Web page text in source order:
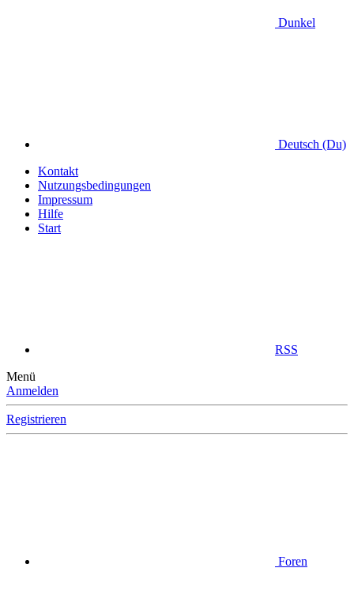
Dunkel
Deutsch (Du)
Kontakt
Nutzungsbedingungen
Impressum
Hilfe
Start
RSS
Menü
Anmelden
Registrieren
Foren